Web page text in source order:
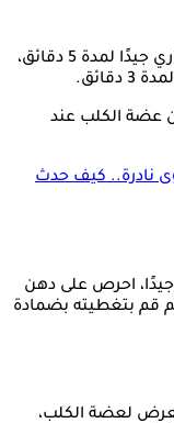
لا بد من غسل مكان عضة الكلب بالماء الجاري جيدًا لمدة 5 دقائق،
عضة الكلب عند
نادرة.. كيف حدث
احرص على دهن
قم بتغطيته بضمادة
24 ساعة من التعرض لعضة الكلب،